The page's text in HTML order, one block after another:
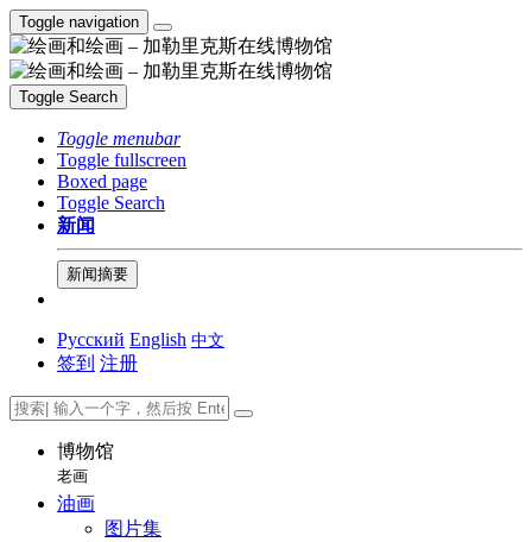
Toggle navigation
Toggle Search
Toggle menubar
Toggle fullscreen
Boxed page
Toggle Search
新闻
新闻摘要
Русский English 中文
签到 注册
博物馆
老画
油画
图片集